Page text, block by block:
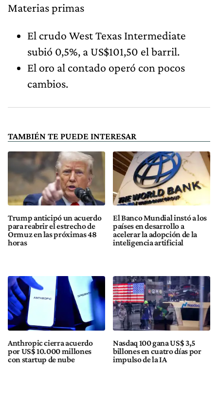
Materias primas
El crudo West Texas Intermediate
subió 0,5%, a US$101,50 el barril.
El oro al contado operó con pocos
cambios.
TAMBIÉN TE PUEDE INTERESAR
Trump anticipó un acuerdo
para reabrir el estrecho de
Ormuz en las próximas 48
horas
El Banco Mundial instó a los
países en desarrollo a
acelerar la adopción de la
inteligencia artificial
Anthropic cierra acuerdo
por US$ 10.000 millones
con startup de nube
Nasdaq 100 gana US$ 3,5
billones en cuatro días por
impulso de la IA